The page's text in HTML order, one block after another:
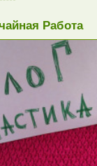
Работа